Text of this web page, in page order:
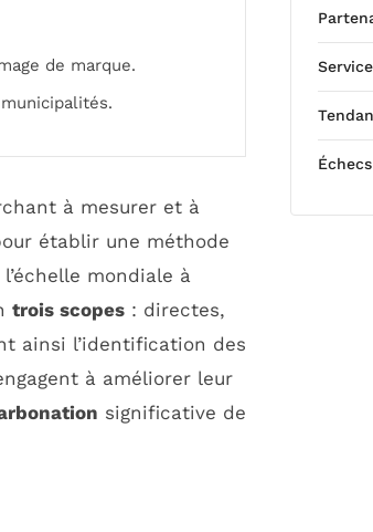
de marque.
à mesurer et à
établir une méthode
mondiale à
trois scopes : directes,
ainsi l’identification des
à améliorer leur
significative de